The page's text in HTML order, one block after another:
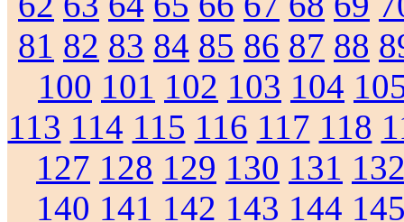
81 82 83 84 85 86 87 88
100 101 102 103 104
113 114 115 116 117 118
127 128 129 130 131
140 141 142 143 144